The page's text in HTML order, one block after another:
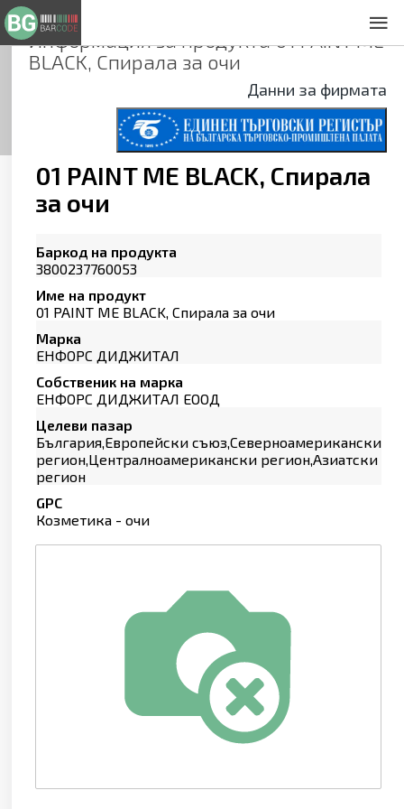
Информация за продукта01 PAINT ME
BLACK, Спирала за очи
Данни за фирмата
01 PAINT ME BLACK, Спирала
за очи
Баркод на продукта
3800237760053
Име на продукт
01 PAINT ME BLACK, Спирала за очи
Марка
ЕНФОРС ДИДЖИТАЛ
Собственик на марка
ЕНФОРС ДИДЖИТАЛ ЕООД
Целеви пазар
България,Европейски съюз,Северноамерикански
регион,Централноамерикански регион,Азиатски
регион
GPC
Козметика - очи
Общи условия
Декларация за проверителност
Заснемане на продукти
Контакти